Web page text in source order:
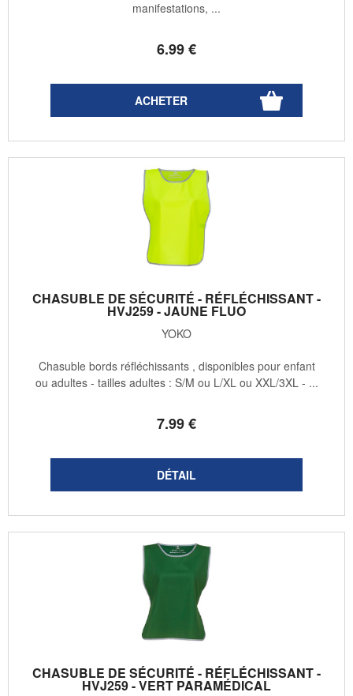
6.99€
manifestations, ...
CHASUBLE DE SÉCURITÉ - RÉFLÉCHISSANT -
HVJ259 - JAUNE FLUO
YOKO
7.99€
Chasuble bords réfléchissants , disponibles pour enfant
ou adultes - tailles adultes : S/M ou L/XL ou XXL/3XL - ...
CHASUBLE DE SÉCURITÉ - RÉFLÉCHISSANT -
HVJ259 - VERT PARAMÉDICAL